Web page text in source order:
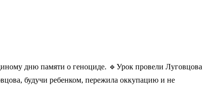
дню памяти о геноциде. 🔹Урок провели Луговцова
будучи ребенком, пережила оккупацию и не